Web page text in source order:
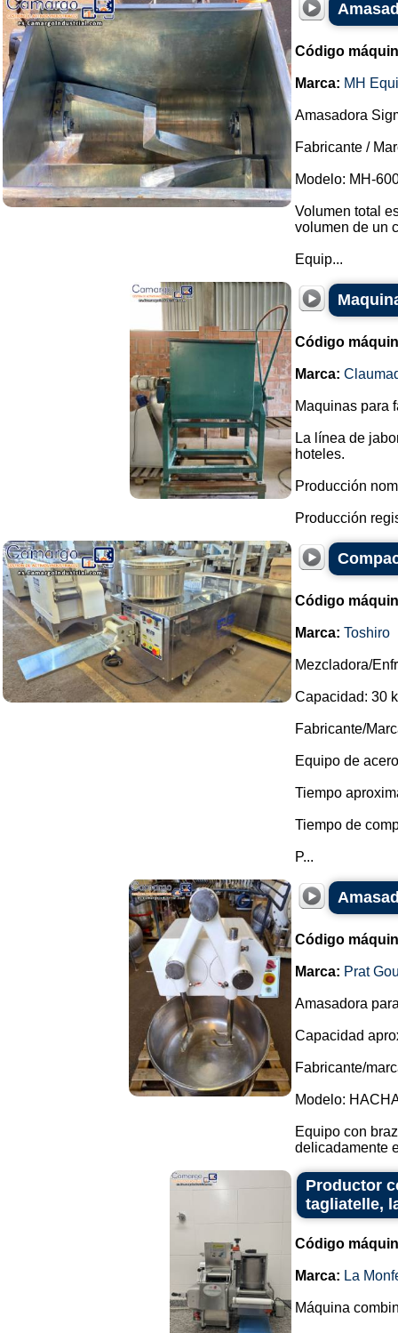
Código
Marca: MH
Amasadora
Fabricante /
Modelo: MH-
Volumen total
volumen de un
Equip...
Código
Marca:
Maquinas para
La línea de
hoteles.
Producción
Producción
Código
Marca: Toshiro
Mezcladora/
Capacidad: 30
Fabricante/
Equipo de
Tiempo
Tiempo de
P...
Código
Marca: Prat
Amasadora
Capacidad
Fabricante/
Modelo:
Equipo con
delicadamente
Productor
tagliatelle,
Código
Marca: La
Máquina